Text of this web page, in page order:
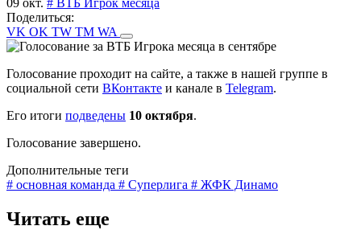
Поделиться:
VK OK TW TM WA
Голосование проходит на сайте, а также в нашей группе в
социальной сети ВКонтакте и канале в Telegram.
Его итоги подведены 10 октября.
Голосование завершено.
Дополнительные теги
# основная команда # Суперлига # ЖФК Динамо
Читать еще